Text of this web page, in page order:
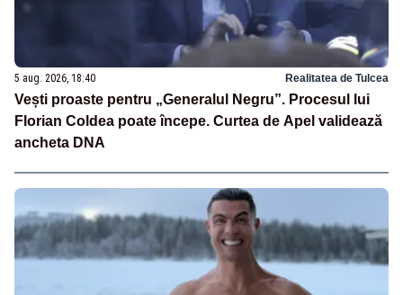
5 aug. 2026, 18:40 Realitatea de Tulcea
Vești proaste pentru „Generalul Negru”. Procesul lui
Florian Coldea poate începe. Curtea de Apel validează
ancheta DNA